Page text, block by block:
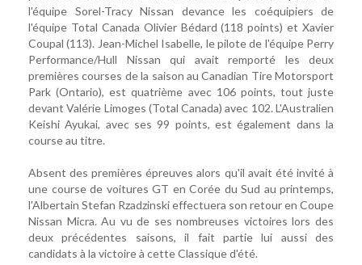
l'équipe Sorel-Tracy Nissan devance les coéquipiers de
l'équipe Total Canada Olivier Bédard (118 points) et Xavier
Coupal (113). Jean-Michel Isabelle, le pilote de l'équipe Perry
Performance/Hull Nissan qui avait remporté les deux
premières courses de la saison au Canadian Tire Motorsport
Park (Ontario), est quatrième avec 106 points, tout juste
devant Valérie Limoges (Total Canada) avec 102. L'Australien
Keishi Ayukai, avec ses 99 points, est également dans la
course au titre.
Absent des premières épreuves alors qu'il avait été invité à
une course de voitures GT en Corée du Sud au printemps,
l'Albertain Stefan Rzadzinski effectuera son retour en Coupe
Nissan Micra. Au vu de ses nombreuses victoires lors des
deux précédentes saisons, il fait partie lui aussi des
candidats à la victoire à cette Classique d'été.